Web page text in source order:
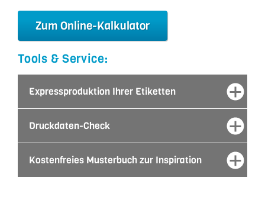
Zum Online-Kalkulator
Tools & Service:
Expressproduktion Ihrer Etiketten
Druckdaten-Check
Kostenfreies Musterbuch zur Inspiration